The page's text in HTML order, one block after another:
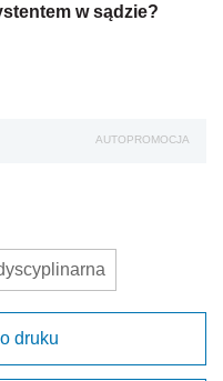
w sądzie?
AUTOPROMOCJA
druku